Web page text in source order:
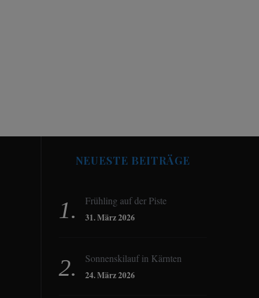
NEUESTE BEITRÄGE
Frühling auf der Piste
31. März 2026
Sonnenskilauf in Kärnten
24. März 2026